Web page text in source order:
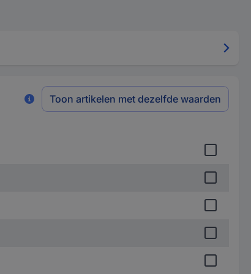
Toon artikelen met dezelfde waarden